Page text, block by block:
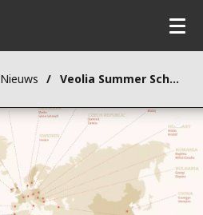
Nieuws Veolia Summer School 2019